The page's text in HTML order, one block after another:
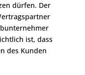
dürfen. Der
ist, dass
des Kunden